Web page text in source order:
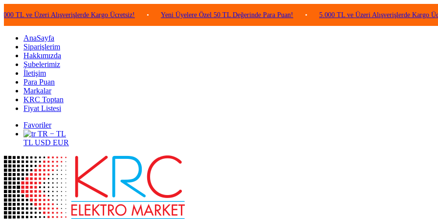
Üzeri Alışverişlerde Kargo Ücretsiz! • Yeni Üyelere Özel 50 TL Değerinde Para Puan! • 5.000 TL ve Üzeri Alışverişlerde Kargo Ücretsiz!
AnaSayfa
Siparişlerim
Hakkımızda
Şubelerimiz
İletişim
Para Puan
Markalar
KRC Toptan
Fiyat Listesi
Favoriler
TR − TL
TL USD EUR